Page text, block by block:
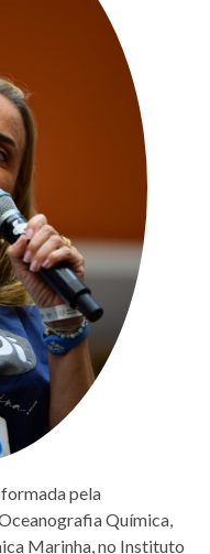
pela
Química,
Marinha, no Instituto